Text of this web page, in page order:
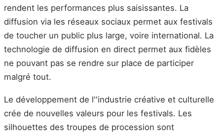
rendent les performances plus saisissantes. La
diffusion via les réseaux sociaux permet aux festivals
de toucher un public plus large, voire international. La
technologie de diffusion en direct permet aux fidèles
ne pouvant pas se rendre sur place de participer
malgré tout.
Le développement de l''industrie créative et culturelle
crée de nouvelles valeurs pour les festivals. Les
silhouettes des troupes de procession sont